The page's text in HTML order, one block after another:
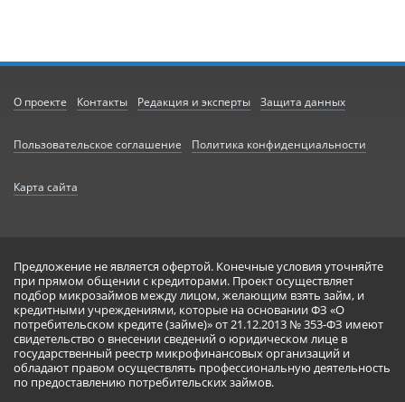
О проекте Контакты Редакция и эксперты Защита данных
Пользовательское соглашение Политика конфиденциальности
Карта сайта
Предложение не является офертой. Конечные условия уточняйте
при прямом общении с кредиторами. Проект осуществляет
подбор микрозаймов между лицом, желающим взять займ, и
кредитными учреждениями, которые на основании ФЗ «О
потребительском кредите (займе)» от 21.12.2013 № 353-ФЗ имеют
свидетельство о внесении сведений о юридическом лице в
государственный реестр микрофинансовых организаций и
обладают правом осуществлять профессиональную деятельность
по предоставлению потребительских займов.